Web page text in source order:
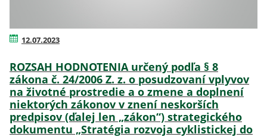
12.07.2023
ROZSAH HODNOTENIA určený podľa § 8
zákona č. 24/2006 Z. z. o posudzovaní vplyvov
na životné prostredie a o zmene a doplnení
niektorých zákonov v znení neskorších
predpisov (ďalej len „zákon“) strategického
dokumentu „Stratégia rozvoja cyklistickej do